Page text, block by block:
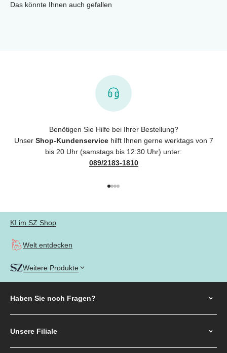
Das könnte Ihnen auch gefallen
Benötigen Sie Hilfe bei Ihrer Bestellung?
Unser Shop-Kundenservicehilft Ihnen gerne werktags von 7
bis 20 Uhr (samstags bis 12:30 Uhr) unter:
089/2183-1810
KI im SZ Shop
Welt entdecken
Weitere Produkte
Haben Sie noch Fragen?
Unsere Filiale